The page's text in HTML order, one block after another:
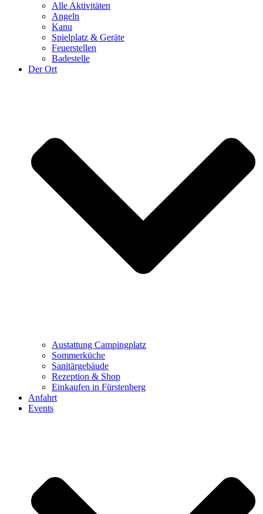
Alle Aktivitäten
Angeln
Kanu
Spielplatz & Geräte
Feuerstellen
Badestelle
Der Ort
Austattung Campingplatz
Sommerküche
Sanitärgebäude
Rezeption & Shop
Einkaufen in Fürstenberg
Anfahrt
Events